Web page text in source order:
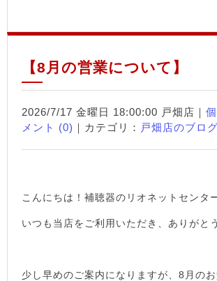
【8月の営業について】
2026/7/17 金曜日 18:00:00 戸畑店｜
メント (0) ｜カテゴリ： 戸畑店のブログ
こんにちは！補聴器のリオネットセンタ
いつも当店をご利用いただき、ありがと
少し早めのご案内になりますが、8月の